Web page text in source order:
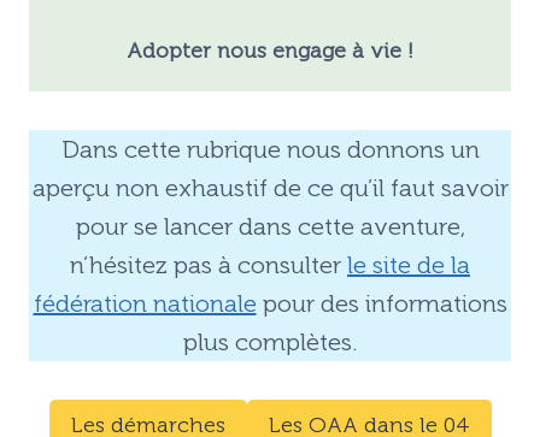
Adopter nous engage à vie !
Dans cette rubrique nous donnons un
aperçu non exhaustif de ce qu’il faut savoir
pour se lancer dans cette aventure,
n’hésitez pas à consulter le site de la
fédération nationale pour des informations
plus complètes.
Les démarches
Les OAA dans le 04